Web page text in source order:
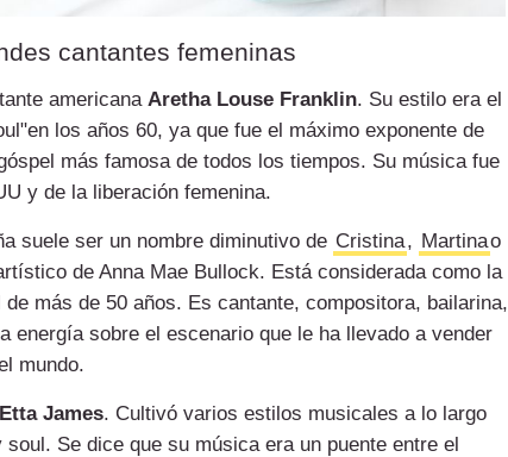
cantantes femeninas
americana Aretha Louse Franklin. Su estilo era el
los años 60, ya que fue el máximo exponente de
más famosa de todos los tiempos. Su música fue
y de la liberación femenina.
suele ser un nombre diminutivo de Cristina, Martinao
de Anna Mae Bullock. Está considerada como la
más de 50 años. Es cantante, compositora, bailarina,
energía sobre el escenario que le ha llevado a vender
mundo.
Etta James. Cultivó varios estilos musicales a lo largo
Se dice que su música era un puente entre el